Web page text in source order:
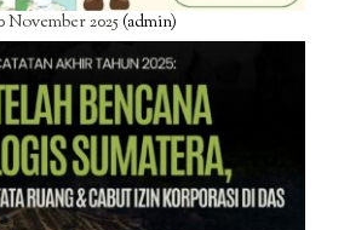
November 2025(admin)